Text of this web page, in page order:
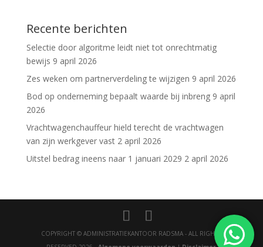
Recente berichten
Selectie door algoritme leidt niet tot onrechtmatig
bewijs 9 april 2026
Zes weken om partnerverdeling te wijzigen 9 april 2026
Bod op onderneming bepaalt waarde bij inbreng 9 april
2026
Vrachtwagenchauffeur hield terecht de vrachtwagen
van zijn werkgever vast 2 april 2026
Uitstel bedrag ineens naar 1 januari 2029 2 april 2026
COPYRIGHT © ADMINISTRATIEKANTOOR RADSMA - ALL RIGHTS